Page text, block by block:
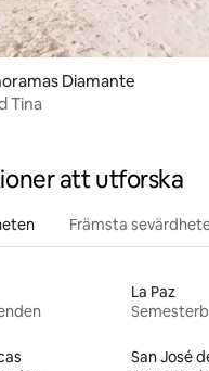
Diamante
Tina
att utforska
Främsta
La Paz
San José